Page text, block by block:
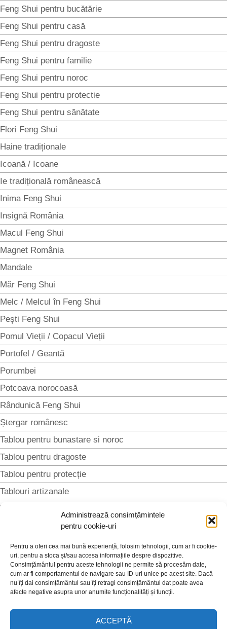
Administrează consimțămintele
pentru cookie-uri
Pentru a oferi cea mai bună experiență, folosim tehnologii, cum ar fi cookie-
uri, pentru a stoca și/sau accesa informațiile despre dispozitive.
Consimțământul pentru aceste tehnologii ne permite să procesăm date,
cum ar fi comportamentul de navigare sau ID-uri unice pe acest site. Dacă
nu îți dai consimțământul sau îți retragi consimțământul dat poate avea
afecte negative asupra unor anumite funcționalități și funcții.
ACCEPTĂ
Feng Shui pentru bucătărie
Feng Shui pentru casă
Feng Shui pentru dragoste
Feng Shui pentru familie
Feng Shui pentru noroc
Feng Shui pentru protectie
Feng Shui pentru sănătate
Flori Feng Shui
Haine tradiționale
Icoană / Icoane
Ie tradițională românească
Inima Feng Shui
Insignă România
Macul Feng Shui
Magnet România
Mandale
Măr Feng Shui
Melc / Melcul în Feng Shui
Pești Feng Shui
Pomul Vieții / Copacul Vieții
Portofel / Geantă
Porumbei
Potcoava norocoasă
Rândunică Feng Shui
Ștergar românesc
Tablou pentru bunastare si noroc
Tablou pentru dragoste
Tablou pentru protecție
Tablouri artizanale
Trifoi Feng Shui
Vas / vase din ceramică
Vestă tradițională
Vultur Feng Shui
Fără categorie
Cruce / Cruci / Crucifix
Diverse